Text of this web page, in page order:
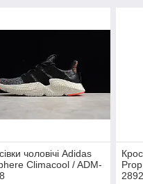
чоловічі Adidas
Climacool / ADM-